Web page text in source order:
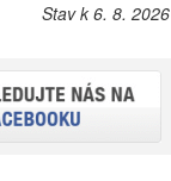
Stav k 6. 8. 2026